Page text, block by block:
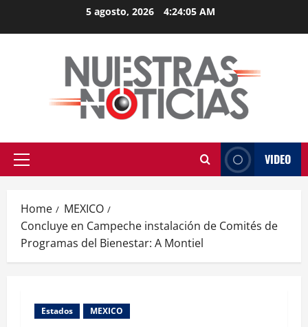
5 agosto, 2026 4:24:05 AM
Primary
VIDEO
Home
MEXICO
Concluye en Campeche instalación de Comités de
Programas del Bienestar: A Montiel
Estados MEXICO